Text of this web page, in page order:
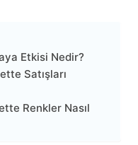
Etkisi Nedir?
Satışları
Renkler Nasıl